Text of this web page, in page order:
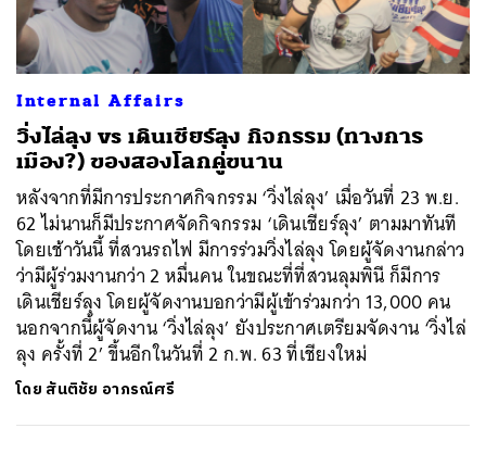
Internal Affairs
วิ่งไล่ลุง vs เดินเชียร์ลุง กิจกรรม (ทางการ
เมือง?) ของสองโลกคู่ขนาน
หลังจากที่มีการประกาศกิจกรรม ‘วิ่งไล่ลุง’ เมื่อวันที่ 23 พ.ย.
62 ไม่นานก็มีประกาศจัดกิจกรรม ‘เดินเชียร์ลุง’ ตามมาทันที
โดยเช้าวันนี้ ที่สวนรถไฟ มีการร่วมวิ่งไล่ลุง โดยผู้จัดงานกล่าว
ว่ามีผู้ร่วมงานกว่า 2 หมื่นคน ในขณะที่ที่สวนลุมพินี ก็มีการ
เดินเชียร์ลุง โดยผู้จัดงานบอกว่ามีผู้เข้าร่วมกว่า 13,000 คน
นอกจากนี้ผู้จัดงาน ‘วิ่งไล่ลุง’ ยังประกาศเตรียมจัดงาน ‘วิ่งไล่
ลุง ครั้งที่ 2’ ขึ้นอีกในวันที่ 2 ก.พ. 63 ที่เชียงใหม่
โดย สันติชัย อาภรณ์ศรี
ค้นหา
SHARE TWEET